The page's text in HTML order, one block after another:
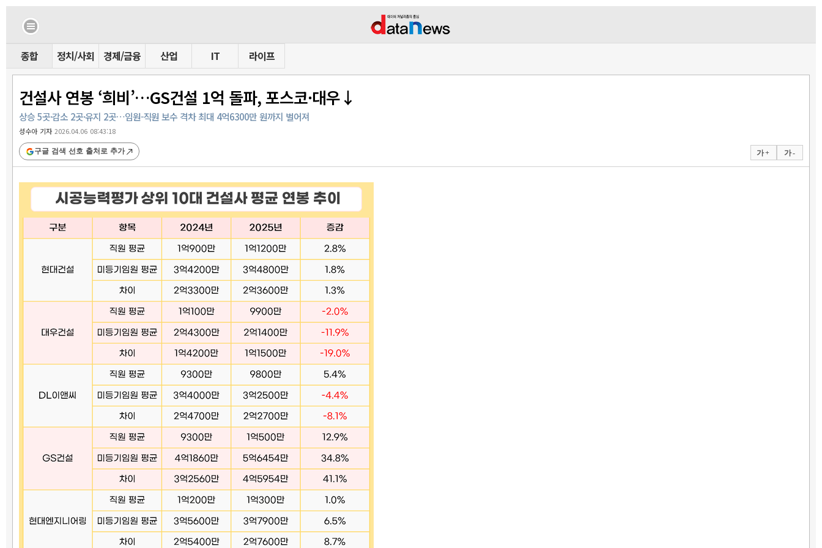
종합 정치/사회 경제/금융 산업 IT 라이프
건설사 연봉 ‘희비’…GS건설 1억 돌파, 포스코·대우↓
상승 5곳·감소 2곳·유지 2곳…임원-직원 보수 격차 최대 4억6300만 원까지 벌어져
성수아 기자2026.04.06 08:43:18
가 + 가 -
구글 검색 선호 출처로 추가